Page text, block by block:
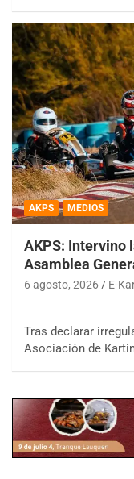
AKPS MEDIOS
AKPS: Intervino
Asamblea
6 agosto, 2026 E-
Tras declarar
Asociación de